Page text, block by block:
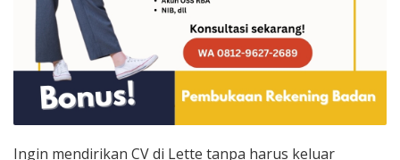
Ingin mendirikan CV di Lette tanpa harus keluar